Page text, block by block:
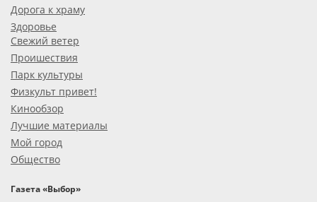
Дорога к храму
Здоровье
Свежий ветер
Проишествия
Парк культуры
Физкульт привет!
Кинообзор
Лучшие материалы
Мой город
Общество
Газета «Выбор»